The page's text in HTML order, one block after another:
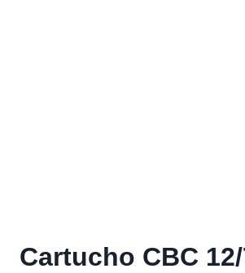
Cartucho CBC